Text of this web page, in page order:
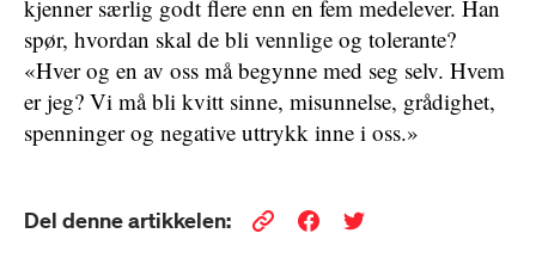
kjenner særlig godt flere enn en fem medelever. Han
spør, hvordan skal de bli vennlige og tolerante?
«Hver og en av oss må begynne med seg selv. Hvem
er jeg? Vi må bli kvitt sinne, misunnelse, grådighet,
spenninger og negative uttrykk inne i oss.»
Del denne artikkelen: